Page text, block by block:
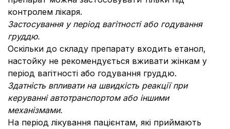
контролем лікаря.
Застосування у період вагітності або годування
груддю.
Оскільки до складу препарату входить етанол,
настойку не рекомендується вживати жінкам у
період вагітності або годування груддю.
Здатність впливати на швидкість реакції при
керуванні автотранспортом або іншими
механізмами.
На період лікування пацієнтам, які приймають